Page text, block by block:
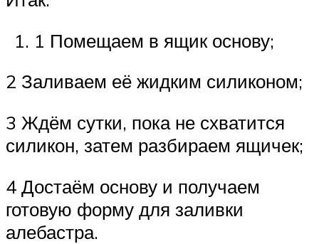
1 Помещаем в ящик основу;
2 Заливаем её жидким силиконом;
3 Ждём сутки, пока не схватится
силикон, затем разбираем ящичек;
4 Достаём основу и получаем
готовую форму для заливки
алебастра.